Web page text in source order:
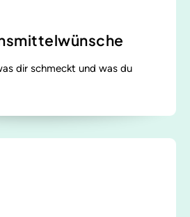
dir schmeckt und was du